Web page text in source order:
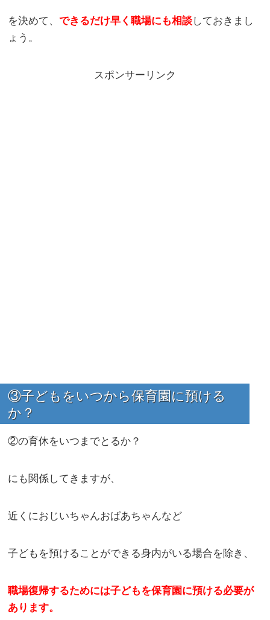
を決めて、できるだけ早く職場にも相談しておきまし
ょう。
スポンサーリンク
③子どもをいつから保育園に預ける
か？
②の育休をいつまでとるか？
にも関係してきますが、
近くにおじいちゃんおばあちゃんなど
子どもを預けることができる身内がいる場合を除き、
職場復帰するためには子どもを保育園に預ける必要が
あります。